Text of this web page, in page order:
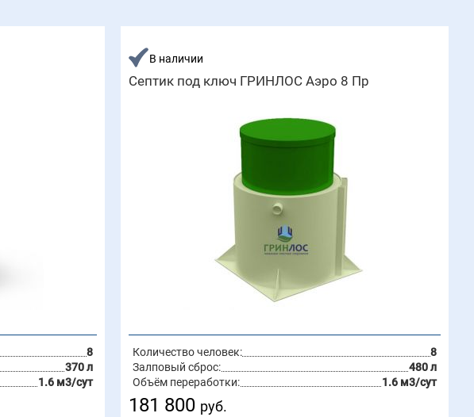
8
370 л
1.6 м3/сут
В наличии
Септик под ключ ГРИНЛОС Аэро 8 Пр
Количество человек:
8
Залповый сброс:
480 л
Объём переработки:
1.6 м3/сут
181 800 руб.